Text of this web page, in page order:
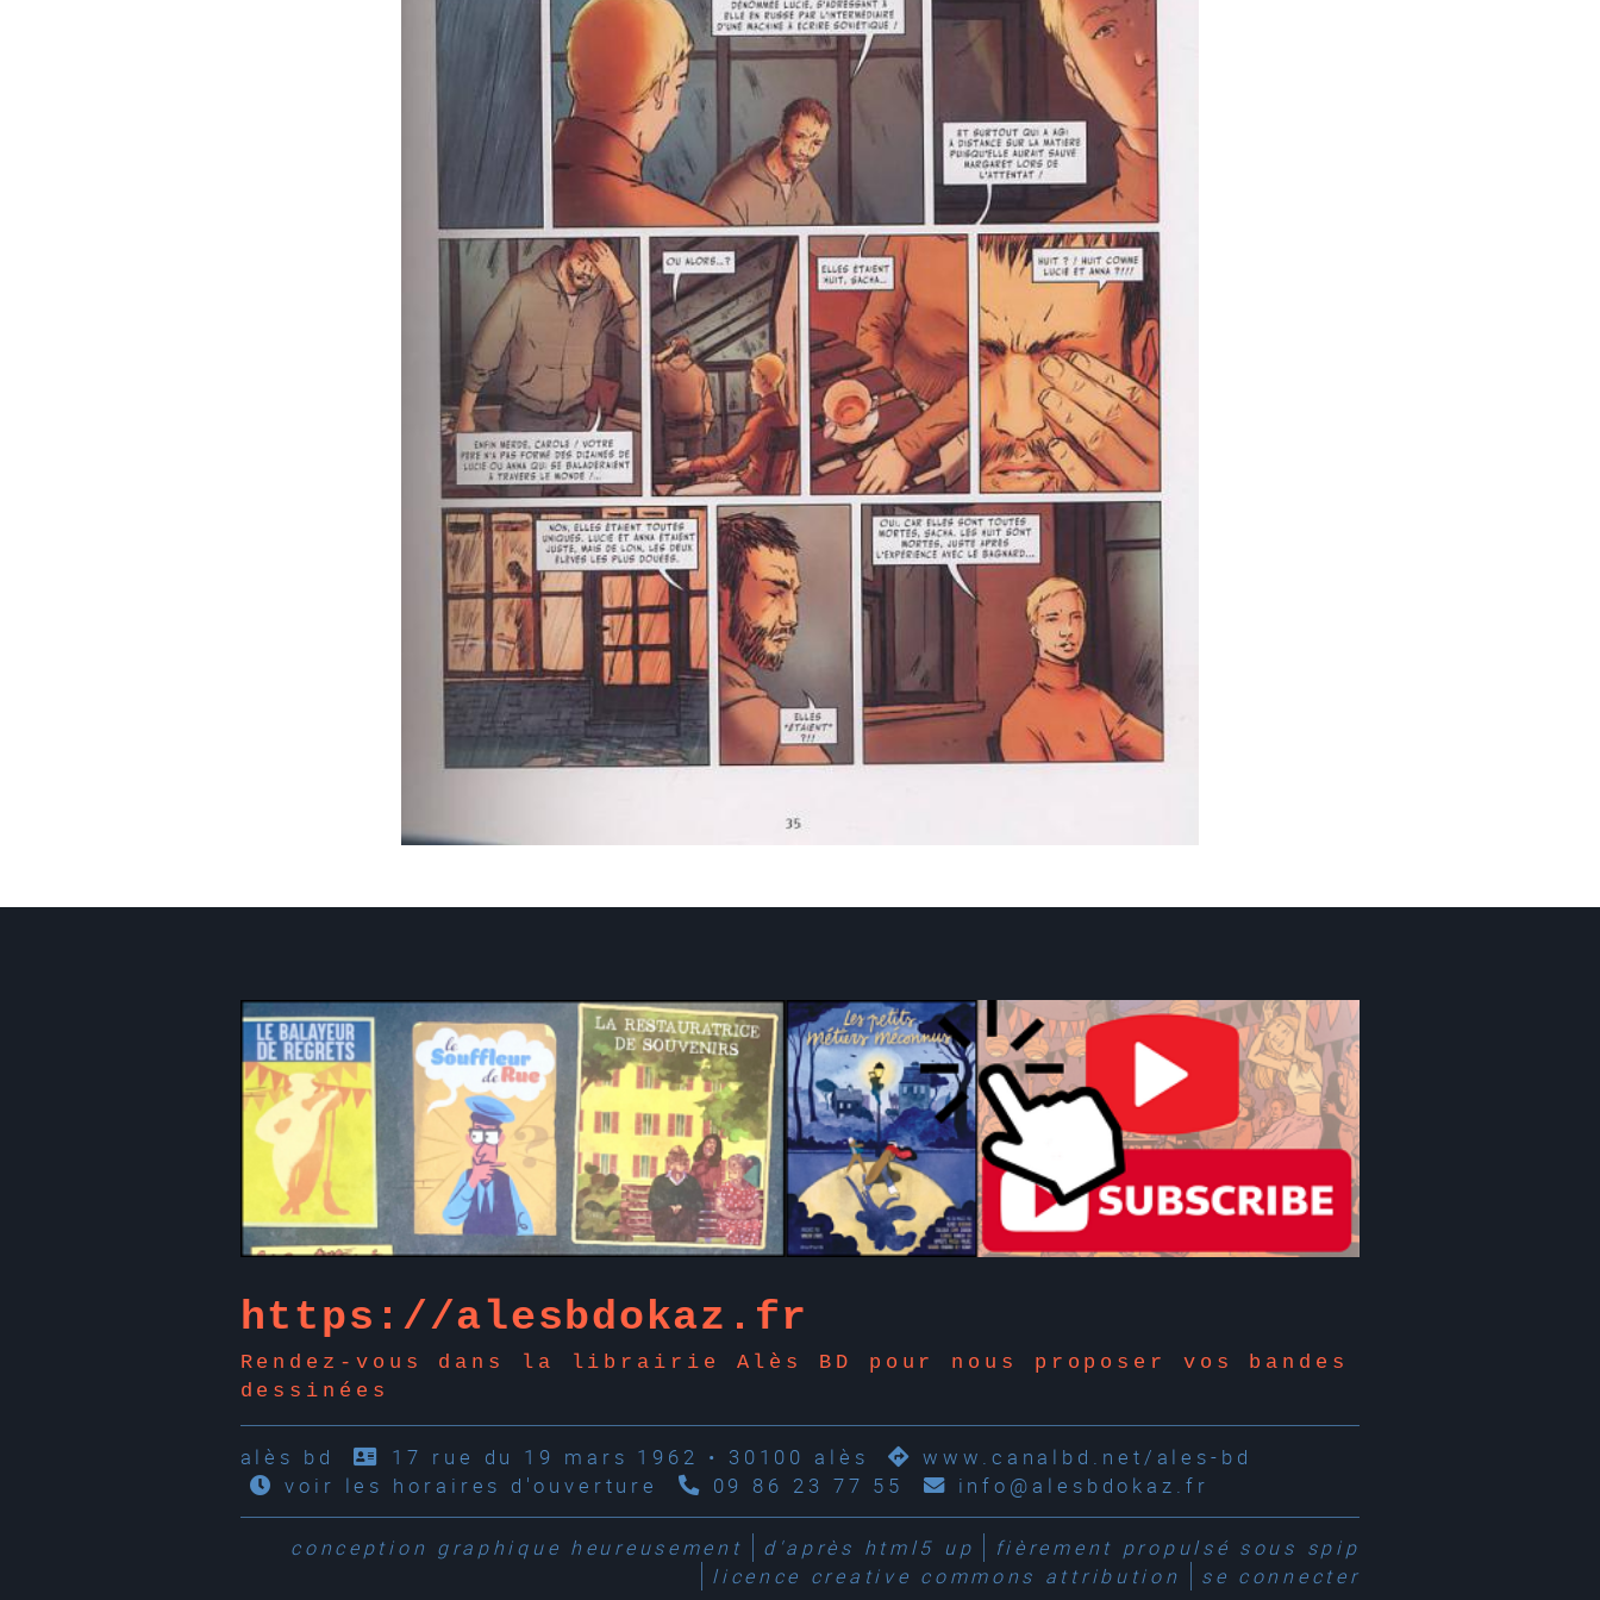
https://alesbdokaz.fr
Rendez-vous dans la librairie Alès BD pour nous proposer vos bandes
dessinées
alès bd 17 rue du 19 mars 1962 • 30100 alès
www.canalbd.net/ales-bd
voir les horaires d'ouverture
09 86 23 77 55 info@alesbdokaz.fr
conception graphique heureusement d'après html5 up fièrement propulsé sous spip
licence creative commons attribution
se connecter